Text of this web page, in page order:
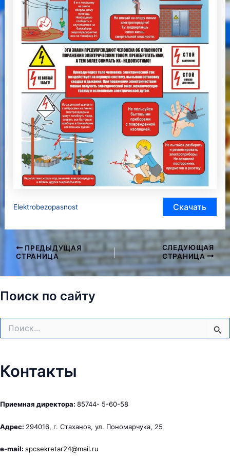
Elektrobezopasnost Скачать
Навигация
записям
ПРЕДЫДУЩАЯ
СТРАНИЦА
СЛЕДУЮЩАЯ
СТРАНИЦА
Поиск по сайту
Контакты
Приемная директора: 85744- 5-60-58
Адрес: 294016, г. Стаханов, ул. Пономарчука, 25
e-mail: spcsekretar24@mail.ru